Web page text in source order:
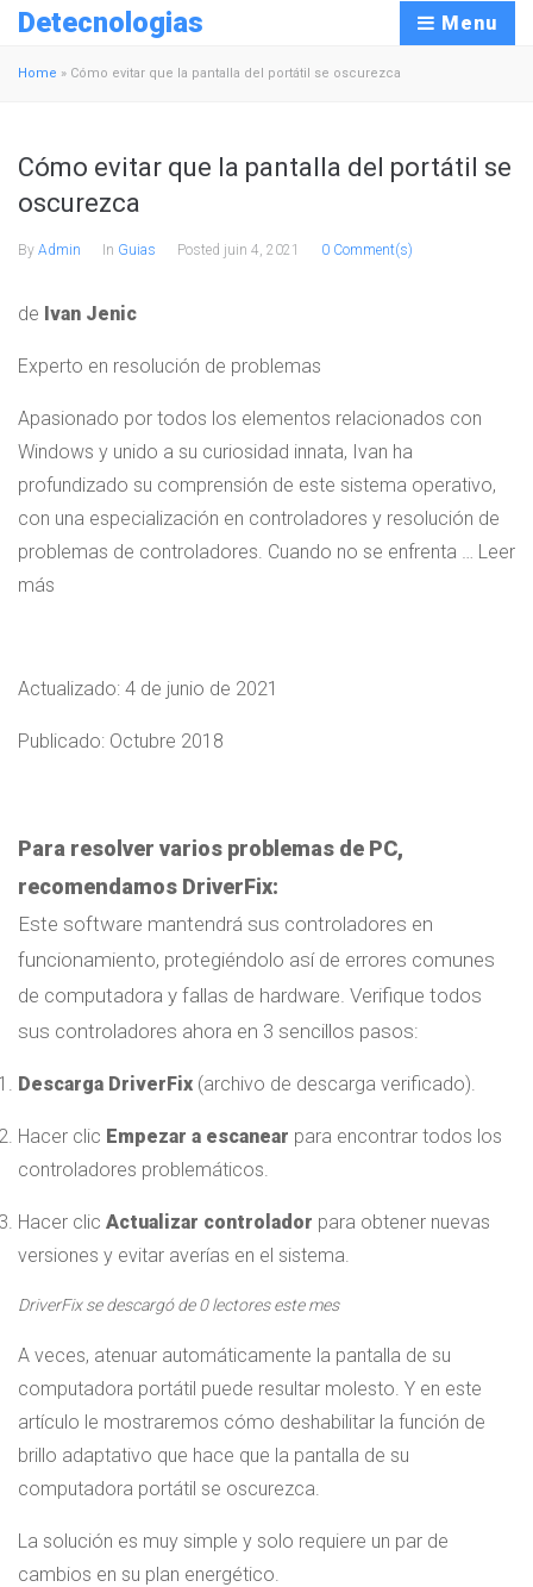
Detecnologias Menu
Home » Cómo evitar que la pantalla del portátil se oscurezca
Cómo evitar que la pantalla del portátil se
oscurezca
By Admin In Guias Posted juin 4, 2021 0 Comment(s)
de Ivan Jenic
Experto en resolución de problemas
Apasionado por todos los elementos relacionados con
Windows y unido a su curiosidad innata, Ivan ha
profundizado su comprensión de este sistema operativo,
con una especialización en controladores y resolución de
problemas de controladores. Cuando no se enfrenta … Leer
más
Actualizado: 4 de junio de 2021
Publicado: Octubre 2018
Para resolver varios problemas de PC,
recomendamos DriverFix:
Este software mantendrá sus controladores en
funcionamiento, protegiéndolo así de errores comunes
de computadora y fallas de hardware. Verifique todos
sus controladores ahora en 3 sencillos pasos:
Descarga DriverFix (archivo de descarga verificado).
Hacer clic Empezar a escanear para encontrar todos los
controladores problemáticos.
Hacer clic Actualizar controlador para obtener nuevas
versiones y evitar averías en el sistema.
DriverFix se descargó de0lectores este mes
A veces, atenuar automáticamente la pantalla de su
computadora portátil puede resultar molesto. Y en este
artículo le mostraremos cómo deshabilitar la función de
brillo adaptativo que hace que la pantalla de su
computadora portátil se oscurezca.
La solución es muy simple y solo requiere un par de
cambios en su plan energético.